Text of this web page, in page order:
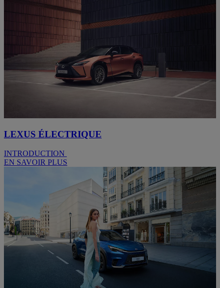
LEXUS ÉLECTRIQUE
INTRODUCTION
EN SAVOIR PLUS